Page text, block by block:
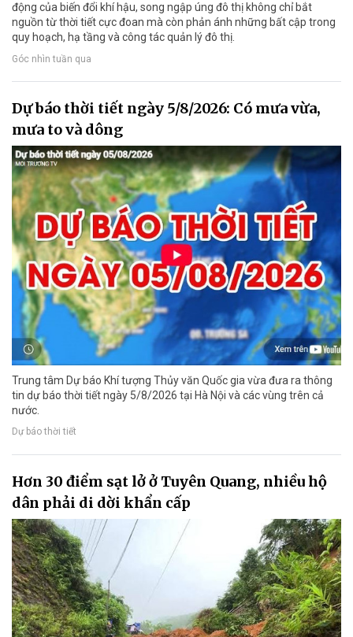
động của biến đổi khí hậu, song ngập úng đô thị không chỉ bắt
nguồn từ thời tiết cực đoan mà còn phản ánh những bất cập trong
quy hoạch, hạ tầng và công tác quản lý đô thị.
Góc nhìn tuần qua
Dự báo thời tiết ngày 5/8/2026: Có mưa vừa,
mưa to và dông
Trung tâm Dự báo Khí tượng Thủy văn Quốc gia vừa đưa ra thông
tin dự báo thời tiết ngày 5/8/2026 tại Hà Nội và các vùng trên cả
nước.
Dự báo thời tiết
Hơn 30 điểm sạt lở ở Tuyên Quang, nhiều hộ
dân phải di dời khẩn cấp